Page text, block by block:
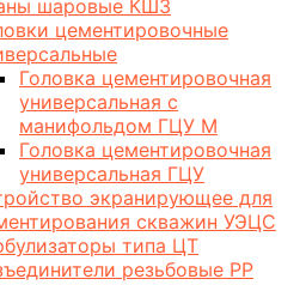
шаровые КШЗ
цементировочные
Головка цементировочная
универсальная с
манифольдом ГЦУ М
Головка цементировочная
универсальная ГЦУ
экранирующее для
скважин УЭЦС
типа ЦТ
резьбовые РР